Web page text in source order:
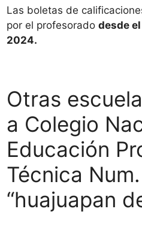
Las boletas de
por el profesorado desde el
2024.
Otras
a Colegio
Educación
Técnica
“huajuapan